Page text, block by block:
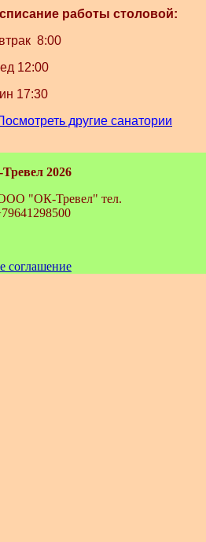
работы столовой:
8:00
12:00
17:30
другие санатории
2026
ООО "ОК-Тревел" тел.
соглашение